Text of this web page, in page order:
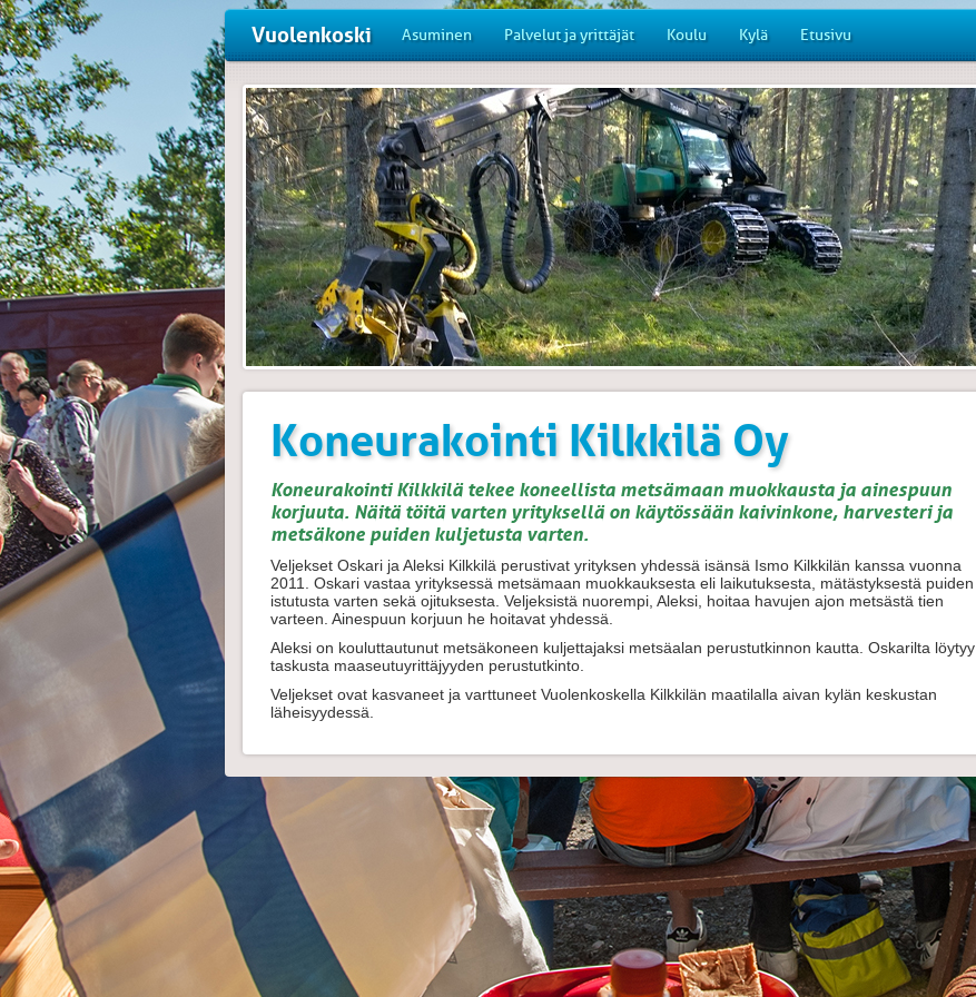
Vuolenkoski Asuminen Palvelut ja yrittäjät Koulu Kylä Etusivu
Koneurakointi Kilkkilä Oy
Koneurakointi Kilkkilä tekee koneellista metsämaan muokkausta ja ainespuun
korjuuta. Näitä töitä varten yrityksellä on käytössään kaivinkone, harvesteri ja
metsäkone puiden kuljetusta varten.
Veljekset Oskari ja Aleksi Kilkkilä perustivat yrityksen yhdessä isänsä Ismo Kilkkilän kanssa vuonna
2011. Oskari vastaa yrityksessä metsämaan muokkauksesta eli laikutuksesta, mätästyksestä puiden
istutusta varten sekä ojituksesta. Veljeksistä nuorempi, Aleksi, hoitaa havujen ajon metsästä tien
varteen. Ainespuun korjuun he hoitavat yhdessä.
Aleksi on kouluttautunut metsäkoneen kuljettajaksi metsäalan perustutkinnon kautta. Oskarilta löytyy
taskusta maaseutuyrittäjyyden perustutkinto.
Veljekset ovat kasvaneet ja varttuneet Vuolenkoskella Kilkkilän maatilalla aivan kylän keskustan
läheisyydessä.